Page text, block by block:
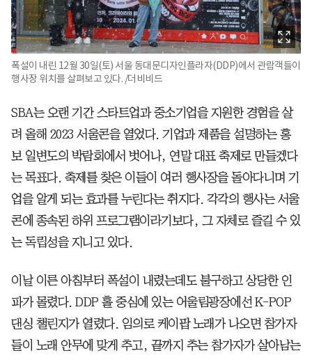
폭설이 내린 12월 30일(토) 서울 동대문디자인플라자(DDP)에서 관람객들이
행사장 위치를 살펴보고 있다. /더비비드
SBA는 오랜 기간 스타트업과 중소기업을 지원한 경험을 살
려 올해 2023 서울콘을 열었다. 기업과 제품을 설명하는 홍
보 일변도의 박람회에서 벗어나, 연말 대표 축제로 만들겠다
는 목표다. 축제를 찾은 이들이 여러 행사장을 돌아다니며 기
업을 알게 되는 효과를 누린다는 취지다. 각각의 행사는 서울
콘에 종속된 하위 프로그램이라기보다, 그 자체로 즐길 수 있
는 독립성을 지니고 있다.
이날 이른 아침부터 폭설이 내렸는데도 불구하고 상당한 인
파가 몰렸다. DDP 홀 중심에 있는 어울림광장에선 K-POP
댄싱 챌린지가 열렸다. 임의로 케이팝 노래가 나오면 참가자
들이 노래 안무에 맞게 추고, 끝까지 추는 참가자가 살아남는